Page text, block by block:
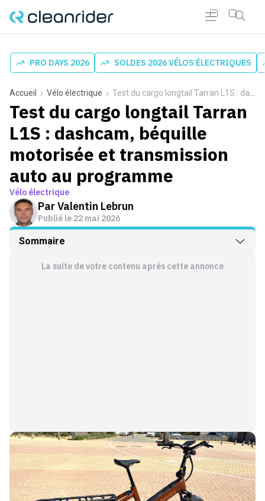
PRO DAYS 2026 SOLDES 2026 VÉLOS ÉLECTRIQUES
Accueil Vélo électrique Test du cargo longtail Tarran L1S : dashcam, béquille motorisée et transmission auto au programme
Test du cargo longtail Tarran
L1S : dashcam, béquille
motorisée et transmission
auto au programme
Vélo électrique
ParValentin Lebrun
Publié le 22 mai 2026
Sommaire
La suite de votre contenu après cette annonce